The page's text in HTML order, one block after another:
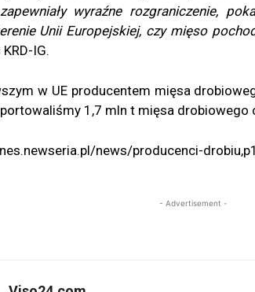
wyraźne rozgraniczenie,
Unii Europejskiej, czy mięso
IG.
w UE producentem mięsa
1,7 mln t mięsa drobiowego
news/producenci-
- Advertisement -